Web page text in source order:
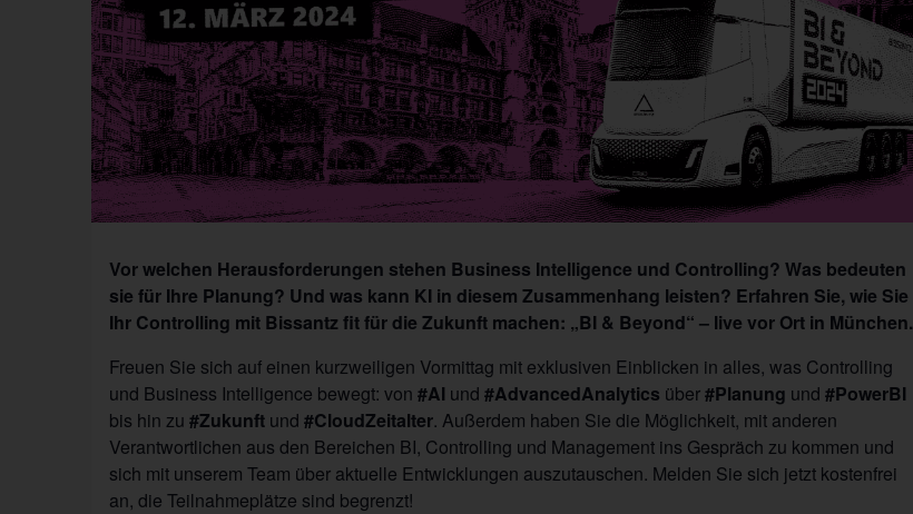
Vor welchen Herausforderungen stehen Business Intelligence und Controlling? Was bedeuten
sie für Ihre Planung? Und was kann KI in diesem Zusammenhang leisten? Erfahren Sie, wie Sie
Ihr Controlling mit Bissantz fit für die Zukunft machen: „BI & Beyond“ – live vor Ort in München.
Freuen Sie sich auf einen kurzweiligen Vormittag mit exklusiven Einblicken in alles, was Controlling
und Business Intelligence bewegt: von #AI und #AdvancedAnalytics über#Planung und #PowerBI
bis hin zu #Zukunft und #CloudZeitalter. Außerdem haben Sie die Möglichkeit, mit anderen
Verantwortlichen aus den Bereichen BI, Controlling und Management ins Gespräch zu kommen und
sich mit unserem Team über aktuelle Entwicklungen auszutauschen. Melden Sie sich jetzt kostenfrei
an, die Teilnahmeplätze sind begrenzt!